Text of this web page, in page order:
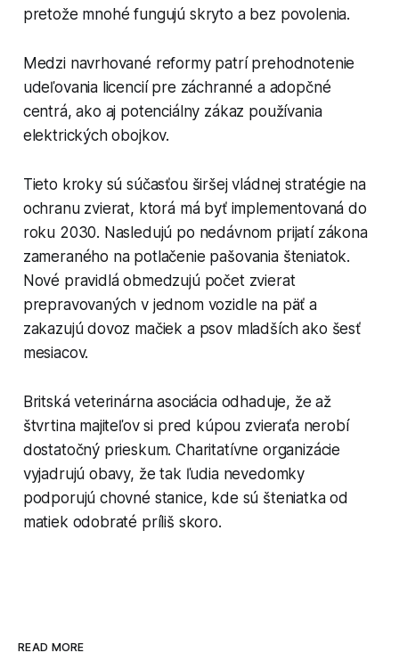
pretože mnohé fungujú skryto a bez povolenia.
Medzi navrhované reformy patrí prehodnotenie
udeľovania licencií pre záchranné a adopčné
centrá, ako aj potenciálny zákaz používania
elektrických obojkov.
Tieto kroky sú súčasťou širšej vládnej stratégie na
ochranu zvierat, ktorá má byť implementovaná do
roku 2030. Nasledujú po nedávnom prijatí zákona
zameraného na potlačenie pašovania šteniatok.
Nové pravidlá obmedzujú počet zvierat
prepravovaných v jednom vozidle na päť a
zakazujú dovoz mačiek a psov mladších ako šesť
mesiacov.
Britská veterinárna asociácia odhaduje, že až
štvrtina majiteľov si pred kúpou zvieraťa nerobí
dostatočný prieskum. Charitatívne organizácie
vyjadrujú obavy, že tak ľudia nevedomky
podporujú chovné stanice, kde sú šteniatka od
matiek odobraté príliš skoro.
READ MORE